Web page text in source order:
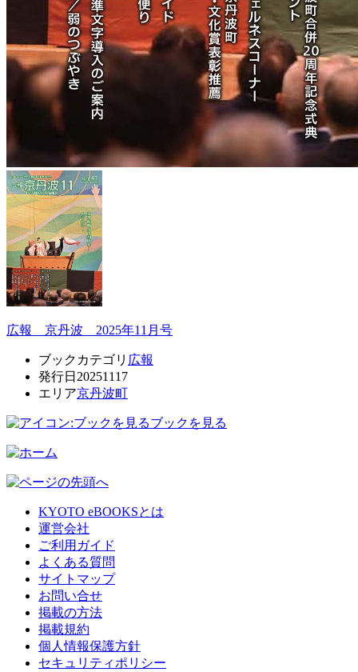
広報 京丹波 2025年11月号
ブックカテゴリ 広報
発行日 20251117
エリア京丹波町
ブックを見る
KYOTO eBOOKSとは
運営会社
ご利用ガイド
よくある質問
サイトマップ
お問い合せ
掲載の方法
掲載規約
個人情報保護方針
セキュリティポリシー